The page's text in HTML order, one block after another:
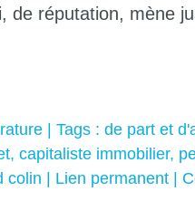
de réputation, mène
| Tags : de part et
, capitaliste immobilier,
colin | Lien permanent |